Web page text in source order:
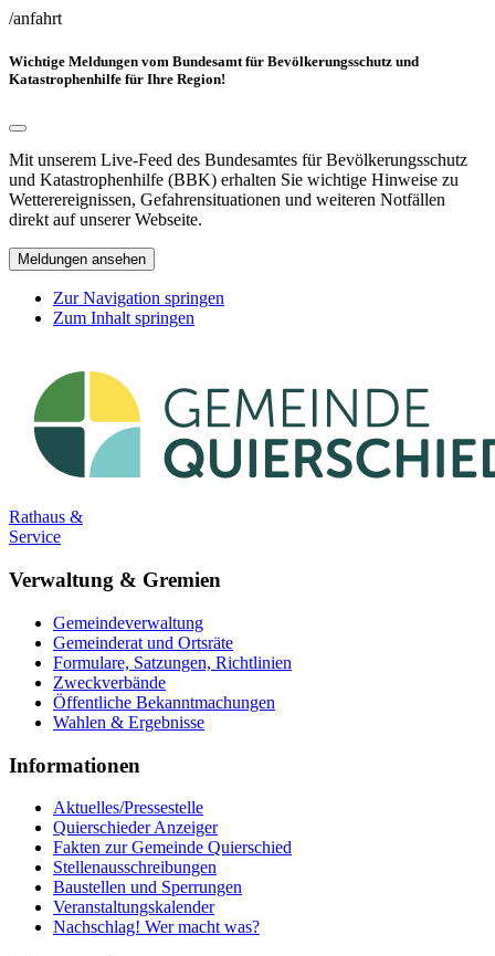
/anfahrt
Wichtige Meldungen vom Bundesamt für Bevölkerungsschutz und
Katastrophenhilfe für Ihre Region!
Mit unserem Live-Feed des Bundesamtes für Bevölkerungsschutz
und Katastrophenhilfe (BBK) erhalten Sie wichtige Hinweise zu
Wetterereignissen, Gefahrensituationen und weiteren Notfällen
direkt auf unserer Webseite.
Meldungen ansehen
Zur Navigation springen
Zum Inhalt springen
Rathaus &
Service
Verwaltung & Gremien
Gemeindeverwaltung
Gemeinderat und Ortsräte
Formulare, Satzungen, Richtlinien
Zweckverbände
Öffentliche Bekanntmachungen
Wahlen & Ergebnisse
Informationen
Aktuelles/Pressestelle
Quierschieder Anzeiger
Fakten zur Gemeinde Quierschied
Stellenausschreibungen
Baustellen und Sperrungen
Veranstaltungskalender
Nachschlag! Wer macht was?